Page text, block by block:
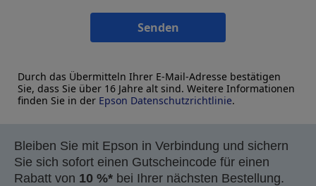
Senden
Durch das Übermitteln Ihrer E-Mail-Adresse bestätigen
Sie, dass Sie über 16 Jahre alt sind. Weitere Informationen
finden Sie in der Epson Datenschutzrichtlinie.
Bleiben Sie mit Epson in Verbindung und sichern
Sie sich sofort einen Gutscheincode für einen
Rabatt von 10 %* bei Ihrer nächsten Bestellung.